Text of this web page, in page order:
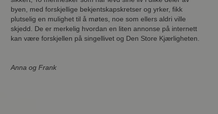
byen, med forskjellige bekjentskapskretser og yrker, fikk
plutselig en mulighet til å møtes, noe som ellers aldri ville
skjedd. De er merkelig hvordan en liten annonse på internett
kan være forskjellen på singellivet og Den Store Kjærligheten.
Anna og Frank